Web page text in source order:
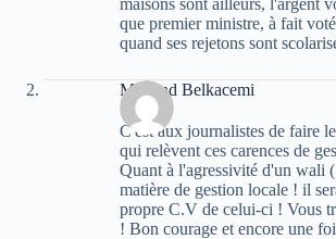
que premier ministre, à fait
quand ses rejetons sont
Mohand Belkacemi
C'est aux journalistes de faire
qui relèvent ces carences de
Quant à l'agressivité d'un wali
matière de gestion locale ! il
propre C.V de celui-ci ! Vous
! Bon courage et encore une